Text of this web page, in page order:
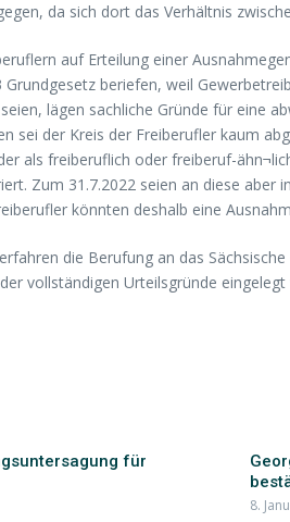
da sich dort das Verhältnis
auf Erteilung einer
Grundgesetz beriefen, weil
lägen sachliche Gründe für eine
sei der Kreis der Freiberufler kaum
als freiberuflich oder freiberuf-
Zum 31.7.2022 seien an diese
könnten deshalb eine
die Berufung an das
vollständigen Urteilsgründe
für
8.